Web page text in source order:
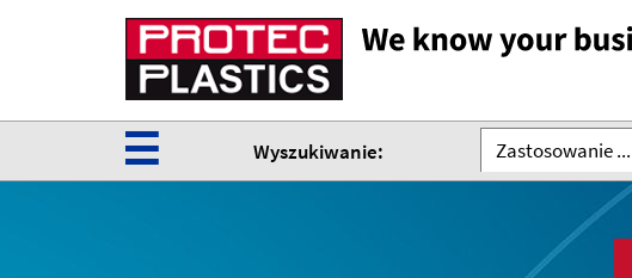
☰ Wyszukiwanie: Zastosowanie ...